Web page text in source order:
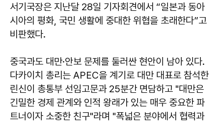
서기국장은 지난달 28일 기자회견에서 “일본과 동아
시아의 평화, 국민 생활에 중대한 위협을 초래한다”고
비판했다.
중국과도 대만·안보 문제를 둘러싼 현안이 남아 있다.
다카이치 총리는 APEC을 계기로 대만 대표로 참석한
린신이 총통부 선임고문과 25분간 면담하고 "대만은
긴밀한 경제 관계와 인적 왕래가 있는 매우 중요한 파
트너이자 소중한 친구"라며 "폭넓은 분야에서 협력과